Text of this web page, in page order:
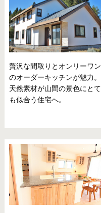
贅沢な間取りとオンリーワン
のオーダーキッチンが魅力。
天然素材が山間の景色にとて
も似合う住宅へ。